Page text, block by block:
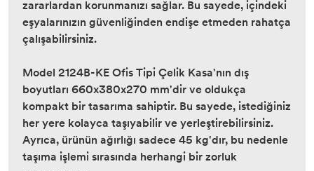
zararlardan korunmanızı sağlar. Bu sayede, içindeki
eşyalarınızın güvenliğinden endişe etmeden rahatça
çalışabilirsiniz.
Model 2124B-KE Ofis Tipi Çelik Kasa'nın dış
boyutları 660x380x270 mm'dir ve oldukça
kompakt bir tasarıma sahiptir. Bu sayede, istediğiniz
her yere kolayca taşıyabilir ve yerleştirebilirsiniz.
Ayrıca, ürünün ağırlığı sadece 45 kg'dır, bu nedenle
taşıma işlemi sırasında herhangi bir zorluk